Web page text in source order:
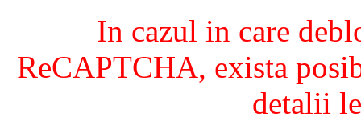
In cazul in care
ReCAPTCHA, exista
detalii